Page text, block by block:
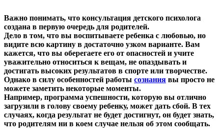
Важно понимать, что консультация детского психолога
создана в первую очередь для родителей.
Дело в том, что вы воспитываете ребенка с любовью, но
видите всю картину в достаточно узком варианте. Вам
кажется, что вы оберегаете его от опасностей и учите
уважительно относиться к вещам, не опаздывать и
достигать высоких результатов в спорте или творчестве.
Однако в силу особенностей работы сознания вы просто не
можете заметить некоторые моменты.
Например, программа успешности, которую вы отлично
загрузили в голову своему ребенку, может дать сбой. В тех
случаях, когда результат не будет достигнут, он будет знать,
что родителям ни в коем случае нельзя об этом сообщать.